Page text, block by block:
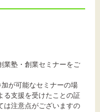
カード会
せ
業塾・創業セミナーをご
が可能なセミナーの場
る支援を受けたことの証
は注意点がございますの